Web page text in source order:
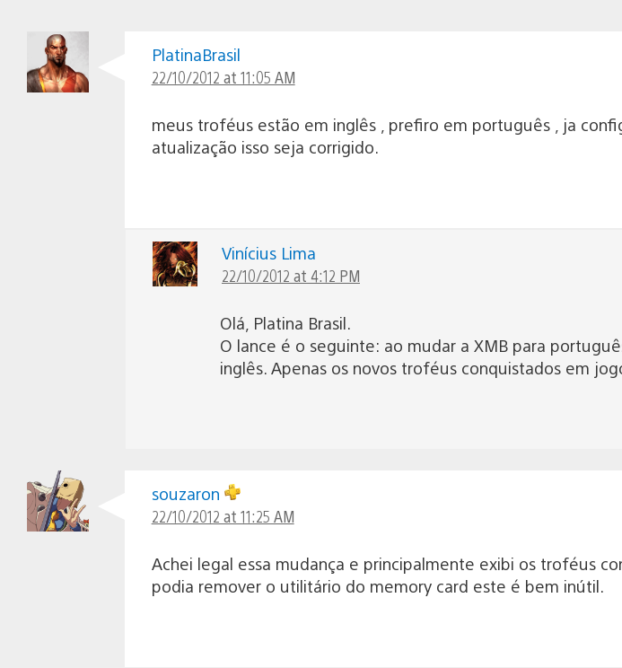
PlatinaBrasil
22/10/2012 at 11:05 AM
meus troféus estão em inglês , prefiro em português , ja
atualização isso seja corrigido.
Vinícius Lima
22/10/2012 at 4:12 PM
Olá, Platina Brasil.
O lance é o seguinte: ao mudar a XMB para
inglês. Apenas os novos troféus conquistados em
souzaron
22/10/2012 at 11:25 AM
Achei legal essa mudança e principalmente exibi os troféus
podia remover o utilitário do memory card este é bem inútil.